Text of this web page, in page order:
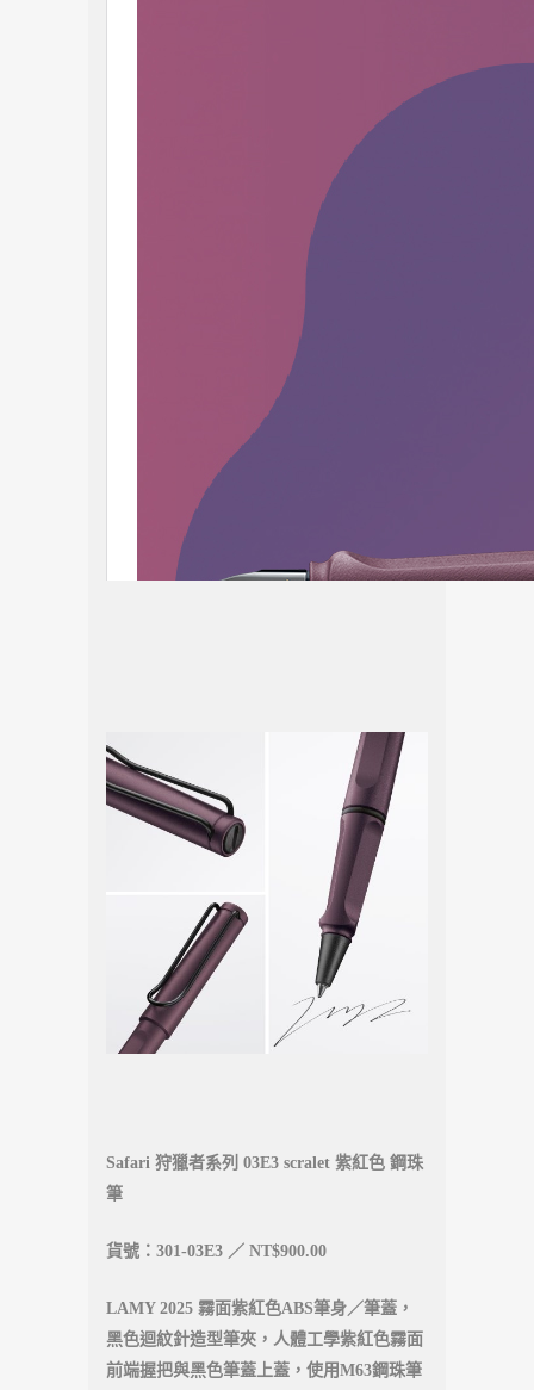
Safari 狩獵者系列 03E3 scralet 紫紅色 鋼珠
筆
貨號：301-03E3 ／ NT$900.00
LAMY 2025 霧面紫紅色ABS筆身／筆蓋，
黑色迴紋針造型筆夾，人體工學紫紅色霧面
前端握把與黑色筆蓋上蓋，使用M63鋼珠筆